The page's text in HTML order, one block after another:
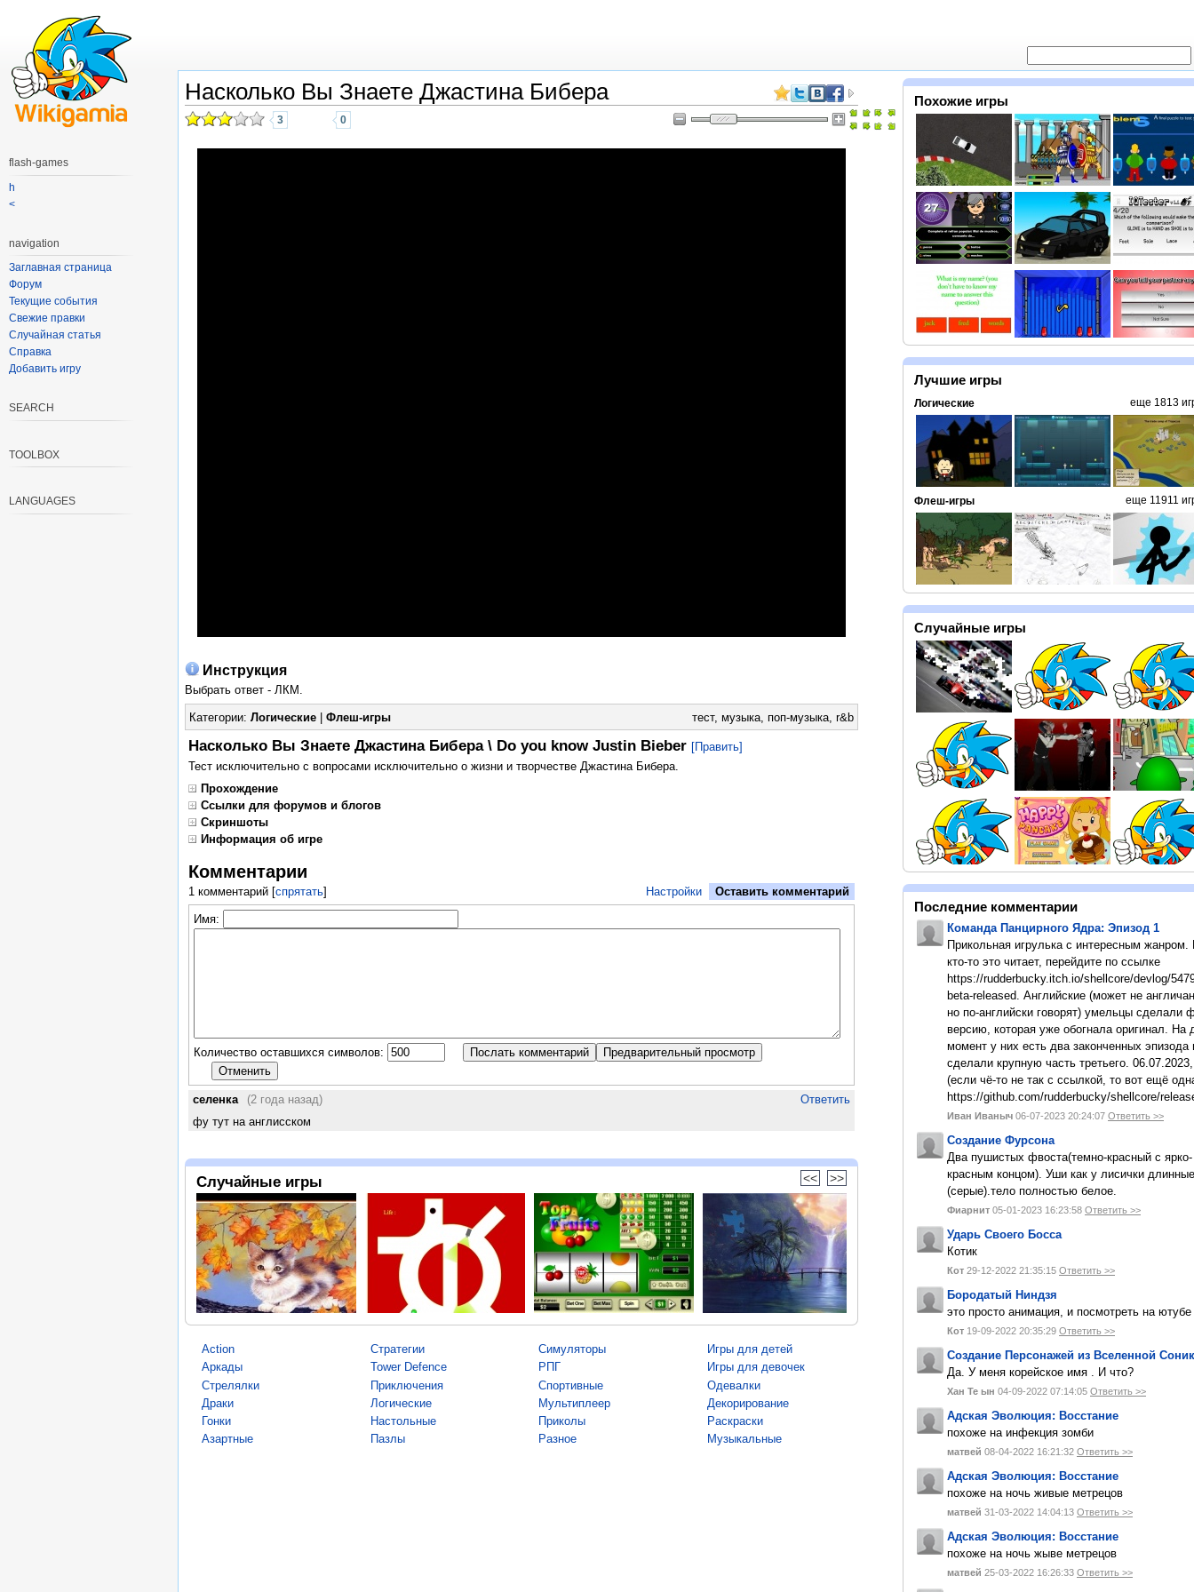
Насколько Вы Знаете Джастина Бибера
3 0
Инструкция
Выбрать ответ - ЛКМ.
Категории: Логические| Флеш-игры тест, музыка, поп-музыка,r&b
Насколько Вы Знаете Джастина Бибера \ Do you know Justin Bieber [Править]
Тест исключительно с вопросами исключительно о жизни и творчестве Джастина Бибера.
Прохождение
Ссылки для форумов и блогов
Скриншоты
Информация об игре
Комментарии
1 комментарий[спрятать] Оставить комментарий
Настройки
Имя:
Количество оставшихся символов:
селенка (2 года назад)
Ответить
фу тут на англисском
Случайные игры << >>
Action
Аркады
Стрелялки
Драки
Гонки
Азартные
Стратегии
Tower Defence
Приключения
Логические
Настольные
Пазлы
Симуляторы
РПГ
Спортивные
Мультиплеер
Приколы
Разное
Игры для детей
Игры для девочек
Одевалки
Декорирование
Раскраски
Музыкальные
Похожие игры
Лучшие игры
Логические еще 1813
Флеш-игры еще 11911
Случайные игры
Последние комментарии
Команда Панцирного Ядра: Эпизод 1
Прикольная игрулька с интересным жанром.
кто-то это читает, перейдите по ссылке
https://rudderbucky.itch.io/shellcore/devlog/
beta-released. Английские (может не
но по-английски говорят) умельцы сделали
версию, которая уже обогнала оригинал. На
момент у них есть два законченных эпизода
сделали крупную часть третьего.
(если чё-то не так с ссылкой, то вот ещё
https://github.com/rudderbucky/shellcore/
Иван Иваныч 06-07-2023 20:24:07 Ответить >>
Создание Фурсона
Два пушистых фвоста(темно-красный с ярко-
красным концом). Уши как у лисички длинные
(серые).тело полностью белое.
Фиарнит 05-01-2023 16:23:58 Ответить >>
Ударь Своего Босса
Котик
Кот 29-12-2022 21:35:15 Ответить >>
Бородатый Ниндзя
это просто анимация, и посмотреть на
Кот 19-09-2022 20:35:29 Ответить >>
Создание Персонажей из Вселенной
Да. У меня корейское имя . И что?
Хан Те ын 04-09-2022 07:14:05 Ответить >>
Адская Эволюция: Восстание
похоже на инфекция зомби
матвей 08-04-2022 16:21:32 Ответить >>
Адская Эволюция: Восстание
похоже на ночь живые метрецов
матвей 31-03-2022 14:04:13 Ответить >>
Адская Эволюция: Восстание
похоже на ночь жыве метрецов
матвей 25-03-2022 16:26:33 Ответить >>
flash-games
h
<
navigation
Заглавная страница
Форум
Текущие события
Свежие правки
Случайная статья
Справка
Добавить игру
SEARCH
TOOLBOX
LANGUAGES